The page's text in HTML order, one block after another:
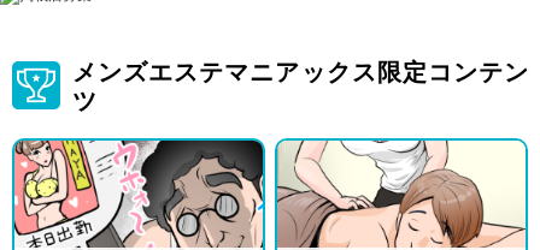
メンズエステマニアックス限定コンテン
ツ